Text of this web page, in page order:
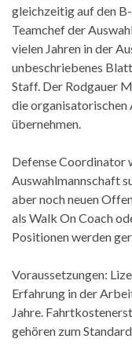
gleichzeitig auf den
Teamchef der
vielen Jahren in der
unbeschriebenes
Staff. Der Rodgauer
die organisatorischen
übernehmen.
Defense Coordinator
Auswahlmannschaft
aber noch neuen
als Walk On Coach
Positionen werden
Voraussetzungen:
Erfahrung in der
Jahre.
gehören zum